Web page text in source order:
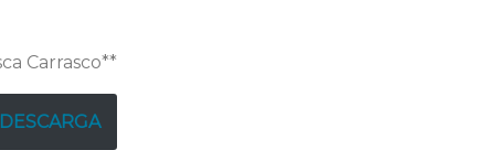
Carrasco**
DESCARGA